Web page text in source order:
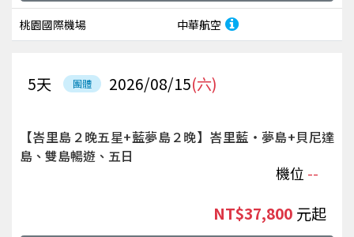
桃園國際機場 中華航空
團體 2026/08/15(六)
5天
【峇里島２晚五星+藍夢島２晚】峇里藍‧夢島+貝尼達
島、雙島暢遊、五日
機位 --
NT$37,800 起